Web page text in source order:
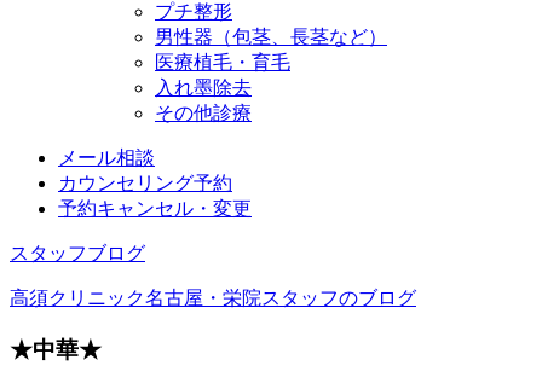
プチ整形
男性器（包茎、長茎など）
医療植毛・育毛
入れ墨除去
その他診療
メール相談
カウンセリング予約
予約キャンセル・変更
スタッフブログ
高須クリニック名古屋・栄院スタッフのブログ
★中華★